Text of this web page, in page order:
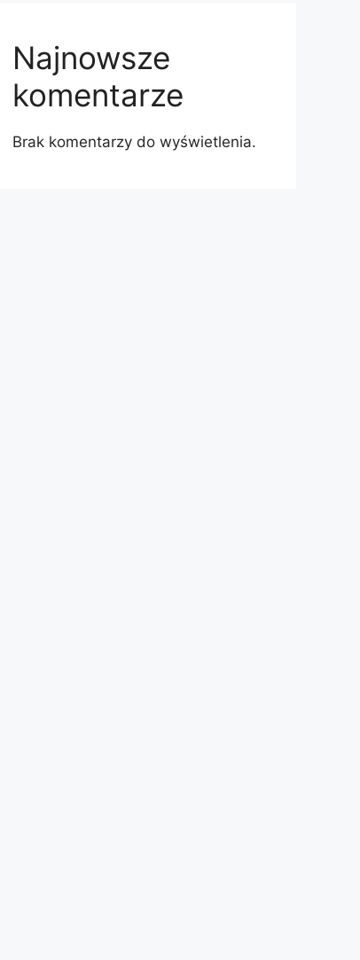
Najnowsze
komentarze
Brak komentarzy do wyświetlenia.